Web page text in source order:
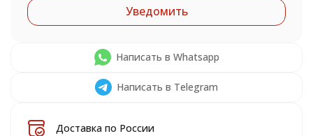
Уведомить
Написать в Whatsapp
Написать в Telegram
Доставка по России